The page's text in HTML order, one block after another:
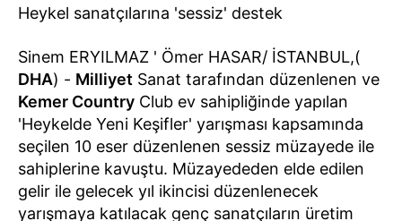
Heykel sanatçılarına 'sessiz' destek
Sinem ERYILMAZ ' Ömer HASAR/ İSTANBUL,(
DHA) - Milliyet Sanat tarafından düzenlenen ve
Kemer Country Club ev sahipliğinde yapılan
'Heykelde Yeni Keşifler' yarışması kapsamında
seçilen 10 eser düzenlenen sessiz müzayede ile
sahiplerine kavuştu. Müzayededen elde edilen
gelir ile gelecek yıl ikincisi düzenlenecek
yarışmaya katılacak genç sanatçıların üretim